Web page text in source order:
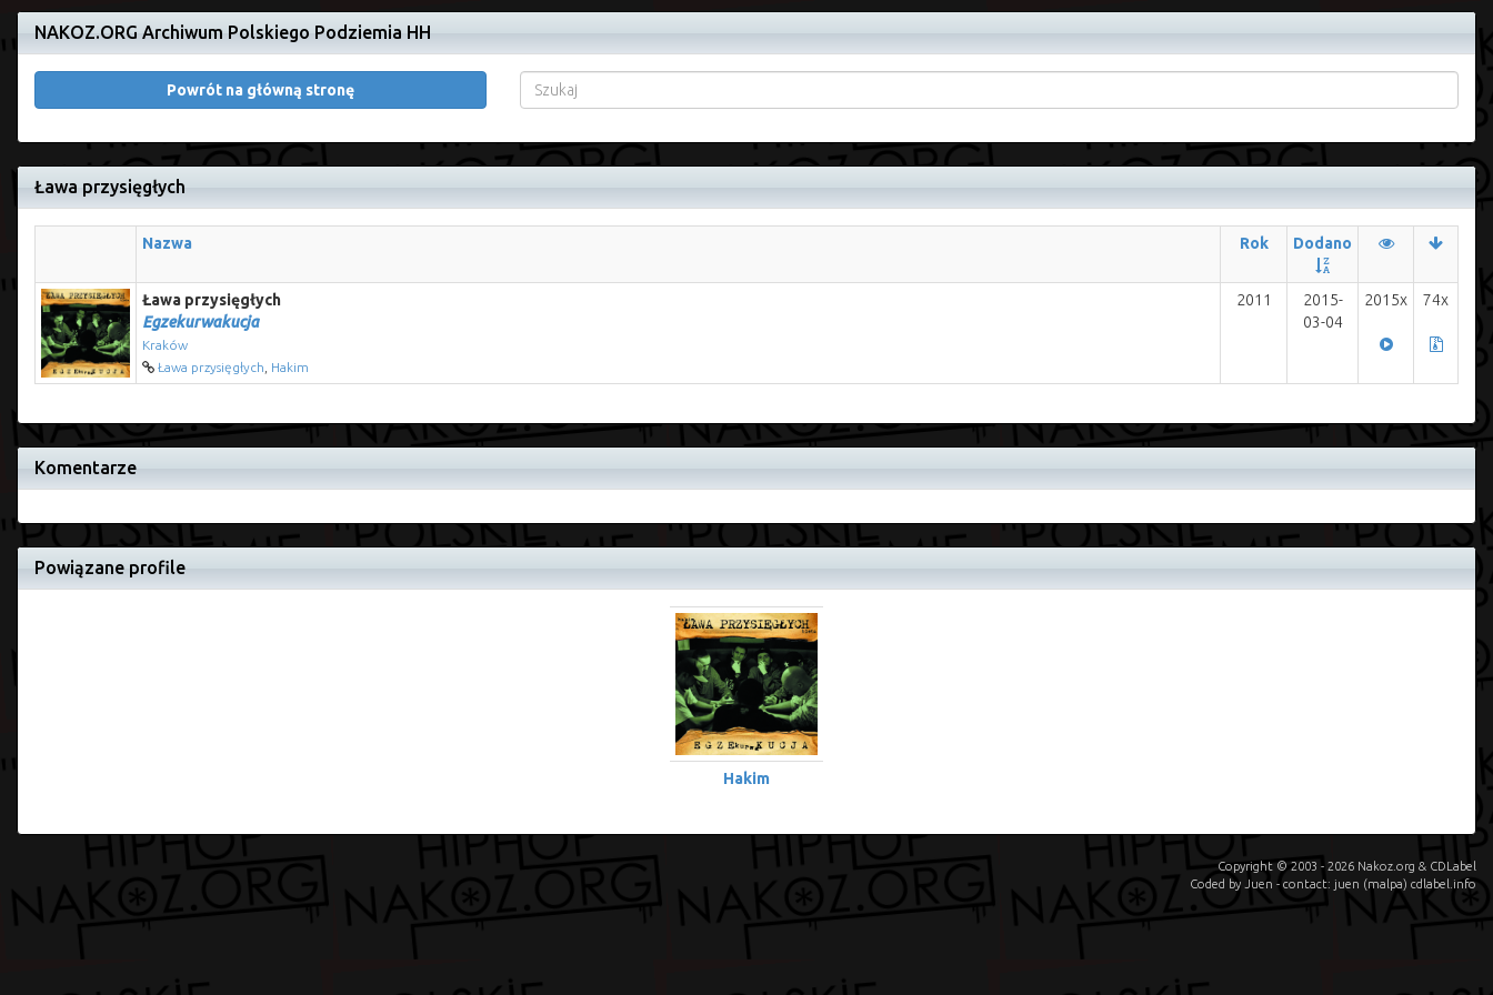
NAKOZ.ORG Archiwum Polskiego Podziemia HH
Powrót na główną stronę
Ława przysięgłych
Nazwa Rok Dodano
Ława przysięgłych
Egzekurwakucja
Kraków
Ława przysięgłych
Hakim
2011
2015-
03-04
2015x 74x
Komentarze
Powiązane profile
Hakim
Copyright © 2003 - 2026 Nakoz.org & CDLabel
Coded by Juen - contact: juen (malpa) cdlabel.info